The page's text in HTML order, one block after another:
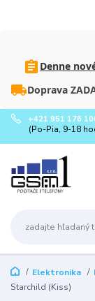
Denne
Doprava
+421 951 176
(Po-Pia, 9-18
Elektronika
Starchild (Kiss)